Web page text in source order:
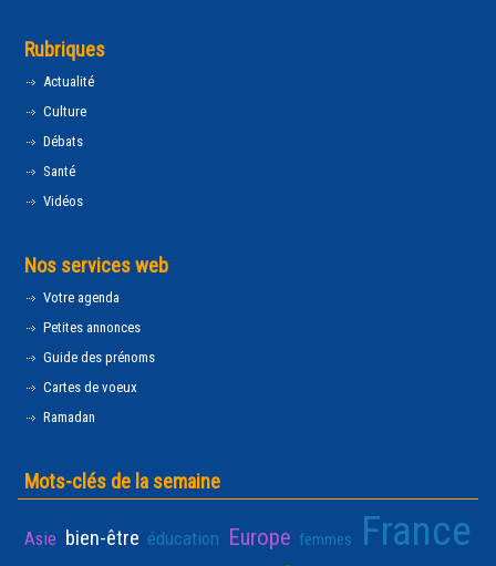
Rubriques
Actualité
Culture
Débats
Santé
Vidéos
Nos services web
Votre agenda
Petites annonces
Guide des prénoms
Cartes de voeux
Ramadan
Mots-clés de la semaine
Asie bien-être éducation Europe femmes France